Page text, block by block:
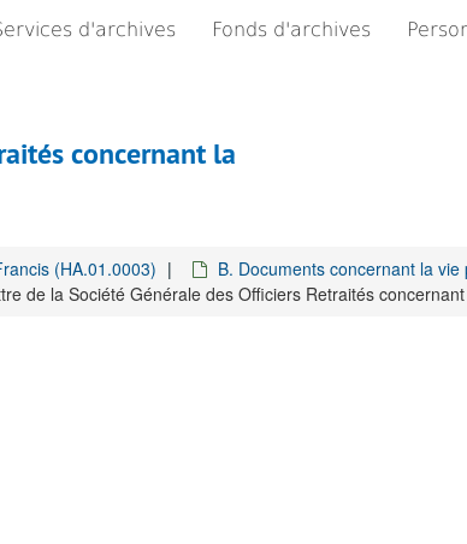
d'archives Fonds d'archives
concernant la
(HA.01.0003)
B. Documents concernant la
de la Société Générale des Officiers Retraités